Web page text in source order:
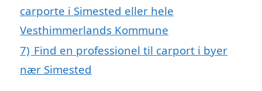
carporte i Simested eller hele
Vesthimmerlands Kommune
7) Find en professionel til carport i byer
nær Simested